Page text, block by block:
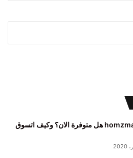
فروع homzmart هل متوفرة الان؟ وكيف اتسوق